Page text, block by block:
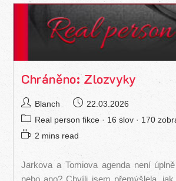
Chráněno: Zlozvyky
Autor
příspěvku
Blanch
Příspěvek
22.03.2026
Rubriky
příspěvku
Real person fikce· 16 slov · 170
Čas 2 mins read
Jarkova a Tomiova agenda není
nebo ano? Chvíli jsem přemýšlela,